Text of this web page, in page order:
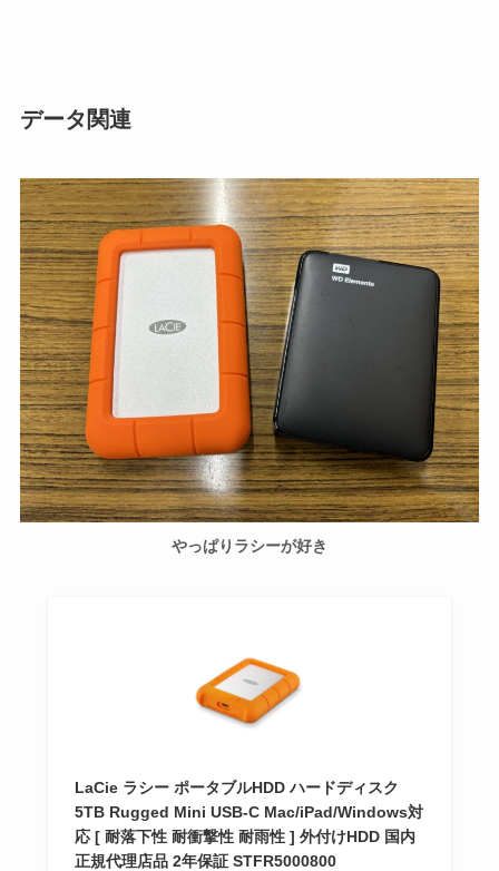
データ関連
やっぱりラシーが好き
LaCie ラシー ポータブルHDD ハードディスク
5TB Rugged Mini USB-C Mac/iPad/Windows対
応 [ 耐落下性 耐衝撃性 耐雨性 ] 外付けHDD 国内
正規代理店品 2年保証 STFR5000800